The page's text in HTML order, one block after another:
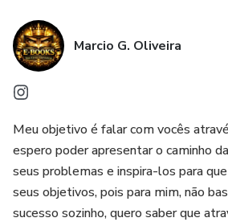
Marcio G. Oliveira
Meu objetivo é falar com vocês
espero poder apresentar o caminho
seus problemas e inspira-los para
seus objetivos, pois para mim, não
sucesso sozinho, quero saber que